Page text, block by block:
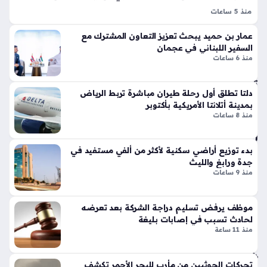
تي
س
وبر
سب
ورت
تك
سر
قوا
الت
ص
مي
م
الت
قلي
دي
بلم
ت
دقي
قة
تع
زيز
التب
ل
الت
جا
ري
ط
ش
ن
منذ 5 ساعات
إلى الارتقاء بمستوى الدعم الفني والهندسي المقدم لمرافق الإيواء
الحيوية، حيث تسعى هذه الشراكة الاستراتيجية إلى تطبيق أرقى
عمار بن حميد يبحث تعزيز التعاون المشترك مع
السفير اللبناني في عجمان
منذ 6 ساعات
دلتا تطلق أول رحلة طيران مباشرة تربط الرياض
بمدينة أتلانتا الأمريكية بأكتوبر
منذ 8 ساعات
بدء توزيع أراضي سكنية لأكثر من ألفي مستفيد في
جدة ورابغ والليث
منذ 9 ساعات
موظف يرفض تسليم دراجة الشركة بعد تعرضه
لحادث تسبب في إصابات بليغة
منذ 11 ساعة
تحركات الحوثيين من مأرب للبحر الأحمر تكشف